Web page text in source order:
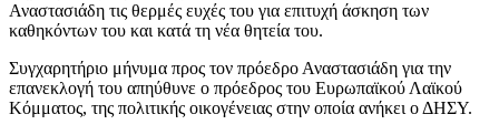
Αναστασιάδη τις θερμές ευχές του για επιτυχή άσκηση των
καθηκόντων του και κατά τη νέα θητεία του.
Συγχαρητήριο μήνυμα προς τον πρόεδρο Αναστασιάδη για την
επανεκλογή του απηύθυνε ο πρόεδρος του Ευρωπαϊκού Λαϊκού
Κόμματος, της πολιτικής οικογένειας στην οποία ανήκει ο ΔΗΣΥ.